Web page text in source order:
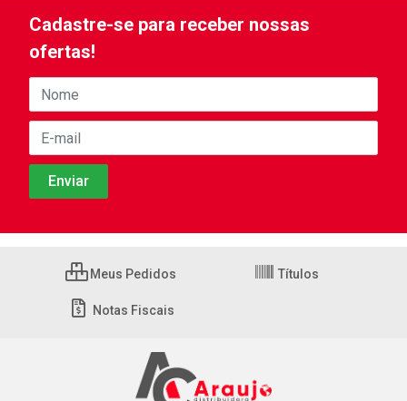
Cadastre-se para receber nossas
ofertas!
Meus Pedidos Títulos
Notas Fiscais